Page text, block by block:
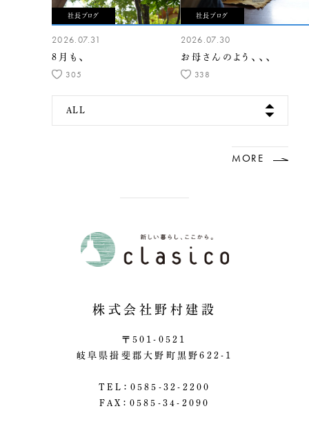
社長ブログ
2026.07.31
8月も、
305
社長ブログ
2026.07.30
お母さんのよう、、、
338
ALL
MORE
株式会社野村建設
〒501-0521
岐阜県揖斐郡大野町黒野622-1
TEL：0585-32-2200
FAX：0585-34-2090